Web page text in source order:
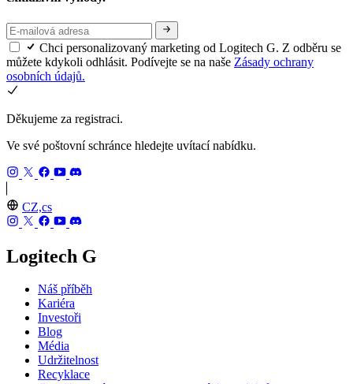
Chci personalizovaný marketing od Logitech G. Z odběru se
můžete kdykoli odhlásit. Podívejte se na naše Zásady ochrany
osobních údajů.
Děkujeme za registraci.
Ve své poštovní schránce hledejte uvítací nabídku.
CZ,cs
Logitech G
Náš příběh
Kariéra
Investoři
Blog
Média
Udržitelnost
Recyklace